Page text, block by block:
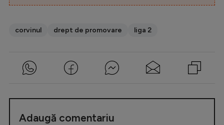
corvinul drept de promovare liga 2
Adaugă comentariu